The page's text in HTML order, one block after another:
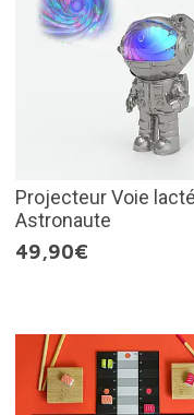
Projecteur Voie
Astronaute
49,90€